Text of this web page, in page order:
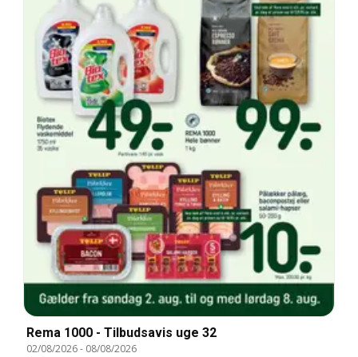
Rema 1000 - Tilbudsavis uge 32
02/08/2026- 08/08/2026